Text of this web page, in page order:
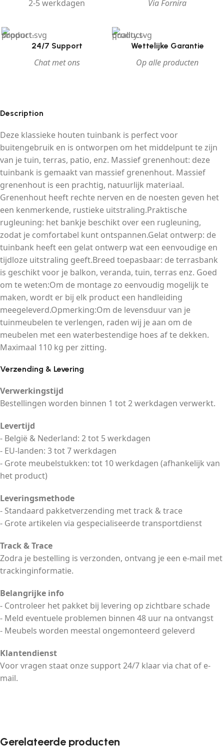
2-5 werkdagen Via Fornira
24/7 Support
Chat met ons
Wettelijke Garantie
Op alle producten
Description
Deze klassieke houten tuinbank is perfect voor
buitengebruik en is ontworpen om het middelpunt te zijn
van je tuin, terras, patio, enz. Massief grenenhout: deze
tuinbank is gemaakt van massief grenenhout. Massief
grenenhout is een prachtig, natuurlijk materiaal.
Grenenhout heeft rechte nerven en de noesten geven het
een kenmerkende, rustieke uitstraling.Praktische
rugleuning: het bankje beschikt over een rugleuning,
zodat je comfortabel kunt ontspannen.Gelat ontwerp: de
tuinbank heeft een gelat ontwerp wat een eenvoudige en
tijdloze uitstraling geeft.Breed toepasbaar: de terrasbank
is geschikt voor je balkon, veranda, tuin, terras enz. Goed
om te weten:Om de montage zo eenvoudig mogelijk te
maken, wordt er bij elk product een handleiding
meegeleverd.Opmerking:Om de levensduur van je
tuinmeubelen te verlengen, raden wij je aan om de
meubelen met een waterbestendige hoes af te dekken.
Maximaal 110 kg per zitting.
Verzending & Levering
Verwerkingstijd
Bestellingen worden binnen 1 tot 2 werkdagen verwerkt.
Levertijd
- België & Nederland: 2 tot 5 werkdagen
- EU-landen: 3 tot 7 werkdagen
- Grote meubelstukken: tot 10 werkdagen (afhankelijk van
het product)
Leveringsmethode
- Standaard pakketverzending met track & trace
- Grote artikelen via gespecialiseerde transportdienst
Track & Trace
Zodra je bestelling is verzonden, ontvang je een e-mail met
trackinginformatie.
Belangrijke info
- Controleer het pakket bij levering op zichtbare schade
- Meld eventuele problemen binnen 48 uur na ontvangst
- Meubels worden meestal ongemonteerd geleverd
Klantendienst
Voor vragen staat onze support 24/7 klaar via chat of e-
mail.
Gerelateerde producten